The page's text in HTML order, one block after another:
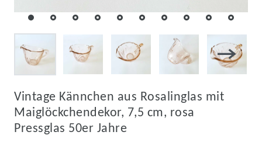
Vintage Kännchen aus Rosalinglas mit
Maiglöckchendekor, 7,5 cm, rosa
Pressglas 50er Jahre